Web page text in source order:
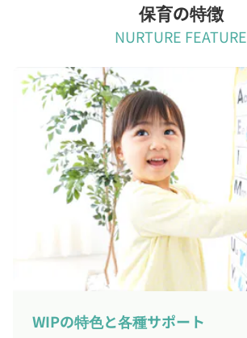
保育の特徴
NURTURE FEATURE
WIPの特色と各種サポート